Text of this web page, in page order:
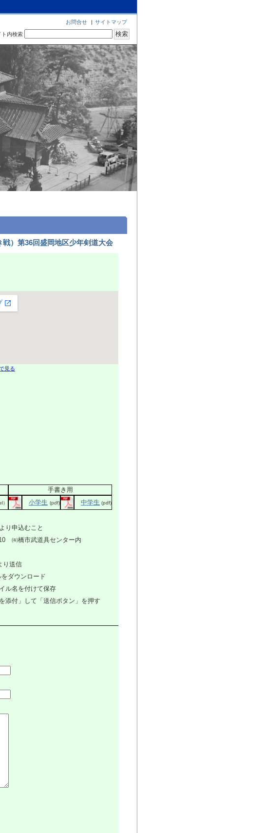
お問合せ | サイトマップ
ト内検索
）第36回盛岡地区少年剣道大会
見る
手書き用
） 小学生 (pdf) 中学生 (pdf)
り申込むこと
㈲橋市武道具センター内
り送信
ダウンロード
ル名を付けて保存
添付」して「送信ボタン」を押す